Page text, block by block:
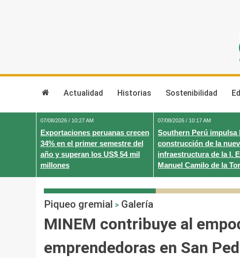
Actualidad Historias Sostenibilidad
07/08/2026 / 10:27 AM
Exportaciones peruanas crecen
34% en el primer semestre del
año y superan los US$ 54 mil
millones
07/08/2026 / 10:17 AM
Southern Perú impulsa
construcción de la
infraestructura de la I.
Manuel Camilo de la
Piqueo gremial > Galería
MINEM contribuye al
emprendedoras en San